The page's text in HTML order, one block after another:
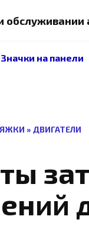
обслуживании
Значки на панели
» ДВИГАТЕЛИ